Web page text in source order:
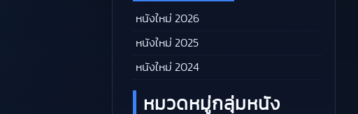
หนังใหม่ 2026
หนังใหม่ 2025
หนังใหม่ 2024
หมวดหมู่กลุ่มหนัง